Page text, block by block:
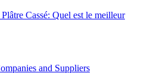
Cassé: Quel est le meilleur